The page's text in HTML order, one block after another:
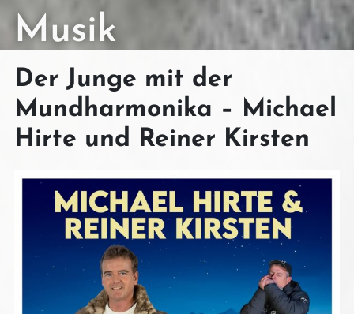
Musik
Der Junge mit der
Mundharmonika – Michael
Hirte und Reiner Kirsten